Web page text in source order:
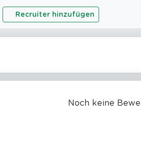
Recruiter hinzufügen
Noch keine